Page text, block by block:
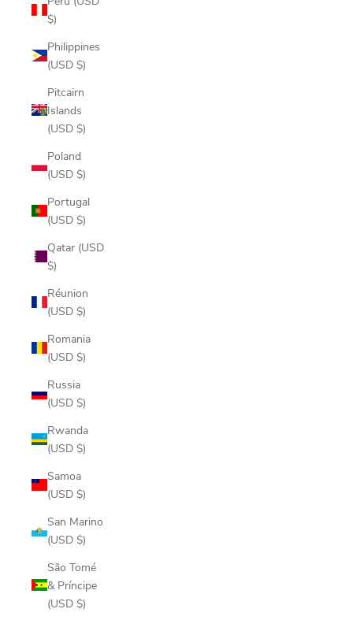
$)
Philippines
(USD $)
Pitcairn
Islands
(USD $)
Poland
(USD $)
Portugal
(USD $)
Qatar (USD
$)
Réunion
(USD $)
Romania
(USD $)
Russia
(USD $)
Rwanda
(USD $)
Samoa
(USD $)
San Marino
(USD $)
São Tomé
& Príncipe
(USD $)